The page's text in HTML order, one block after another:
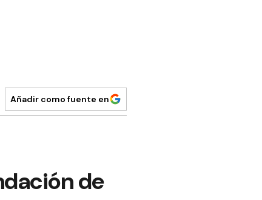
Añadir como fuente en
de